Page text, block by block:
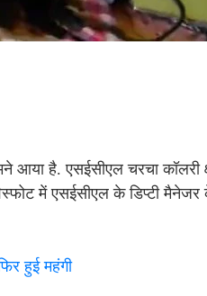
है. एसईसीएल चरचा कॉलरी
में एसईसीएल के डिप्टी मैनेजर
हुई महंगी